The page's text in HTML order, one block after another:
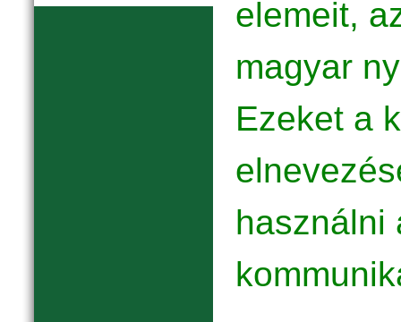
elemeit,
magyar
Ezeket a
használni